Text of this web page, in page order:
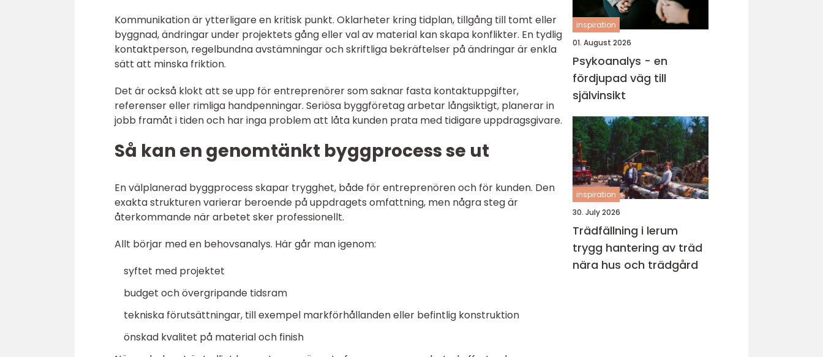
Kommunikation är ytterligare en kritisk punkt. Oklarheter kring tidplan, tillgång till tomt eller
byggnad, ändringar under projektets gång eller val av material kan skapa konflikter. En tydlig
kontaktperson, regelbundna avstämningar och skriftliga bekräftelser på ändringar är enkla
sätt att minska friktion.
Det är också klokt att se upp för entreprenörer som saknar fasta kontaktuppgifter,
referenser eller rimliga handpenningar. Seriösa byggföretag arbetar långsiktigt, planerar in
jobb framåt i tiden och har inga problem att låta kunden prata med tidigare uppdragsgivare.
Så kan en genomtänkt byggprocess se ut
En välplanerad byggprocess skapar trygghet, både för entreprenören och för kunden. Den
exakta strukturen varierar beroende på uppdragets omfattning, men några steg är
återkommande när arbetet sker professionellt.
Allt börjar med en behovsanalys. Här går man igenom:
syftet med projektet
budget och övergripande tidsram
tekniska förutsättningar, till exempel markförhållanden eller befintlig konstruktion
önskad kvalitet på material och finish
inspiration
01. August 2026
Psykoanalys - en
fördjupad väg till
självinsikt
inspiration
30. July 2026
Trädfällning i lerum
trygg hantering av träd
nära hus och trädgård